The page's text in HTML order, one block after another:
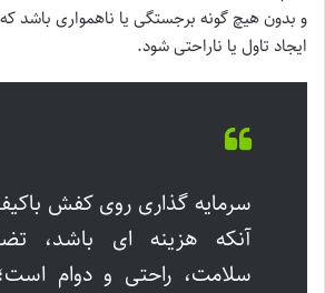
و بدون هیچ گونه برجستگی یا ناهمواری باشد
ایجاد تاول یا ناراحتی شود.
سرمایه گذاری روی کفش
آنکه هزینه ای باشد،
سلامت، راحتی و دوام است؛